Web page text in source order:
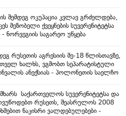
შემდეგ ოკუპაცია კვლავ გრძელდება,
მეზობელი ქვეყნების სუვერენიტეტსა
საგარეო უწყება
რუსეთის აგრესიის მე-18 წლისთავზე,
ხალხს, ვგმობთ სეპარატისტული
ანექსიას - პოლონეთის საელჩო
საქართველოს სუვერენიტეტსა და
რუსეთს, შეასრულოს 2008
ნაკისრი ვალდებულებები -